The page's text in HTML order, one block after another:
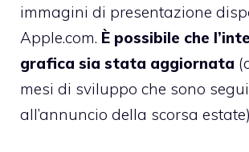
immagini di presentazione
Apple.com. È possibile che
grafica sia stata aggiornata
mesi di sviluppo che sono
all’annuncio della scorsa